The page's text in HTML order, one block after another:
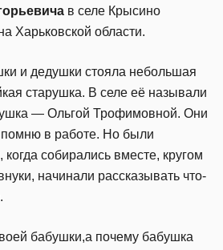
в селе Крысино
Харьковской области.
и дедушки стояла небольшая
старушка. В селе её называли
— Ольгой Трофимовной. Они
помню в работе. Но были
собирались вместе, кругом
начинали рассказывать что-
бабушки,а почему бабушка